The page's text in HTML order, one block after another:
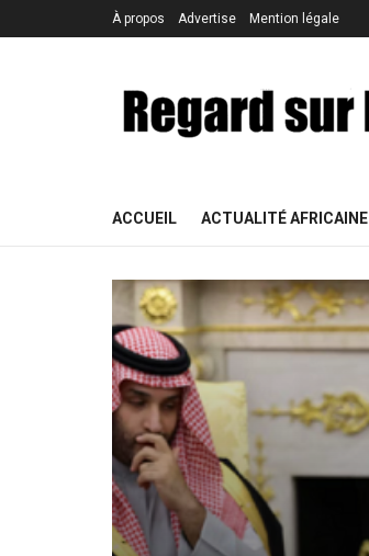
À propos Advertise Mention légale
ACCUEIL ACTUALITÉ AFRICAINE